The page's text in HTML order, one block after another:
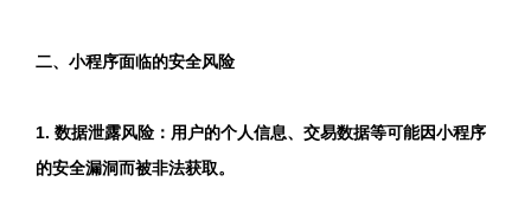
二、小程序面临的安全风险
1. 数据泄露风险：用户的个人信息、交易数据等可能因小程序
的安全漏洞而被非法获取。